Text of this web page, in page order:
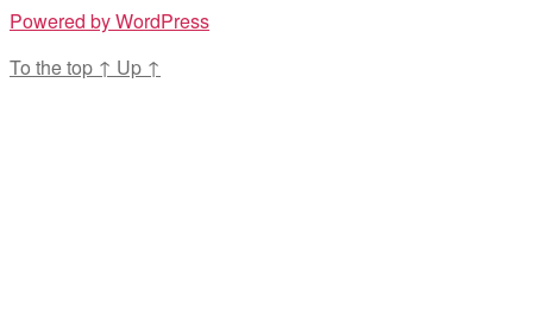
Powered by WordPress
To the top ↑ Up ↑